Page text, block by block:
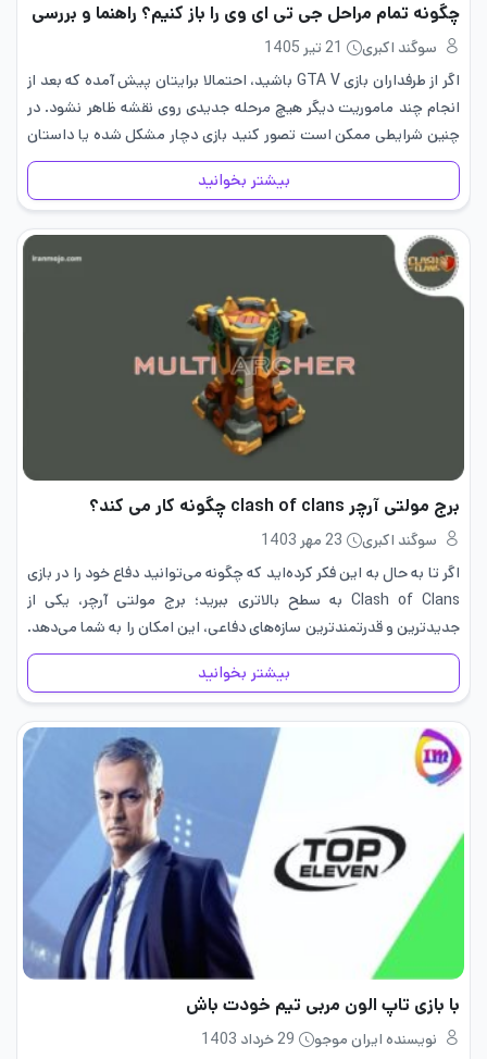
چگونه تمام مراحل جی تی ای وی را باز کنیم؟ راهنما و بررسی
سوگند اکبری
21 تیر 1405
اگر از طرفداران بازی GTA V باشید، احتمالا برایتان پیش آمده که بعد از
انجام چند ماموریت دیگر هیچ مرحله جدیدی روی نقشه ظاهر نشود. در
چنین شرایطی ممکن است تصور کنید بازی دچار مشکل شده یا داستان
آن به…
بیشتر بخوانید
برج مولتی آرچر clash of clans چگونه کار می کند؟
سوگند اکبری
23 مهر 1403
اگر تا به حال به این فکر کرده‌اید که چگونه می‌توانید دفاع خود را در بازی
Clash of Clans به سطح بالاتری ببرید؛ برج مولتی آرچر، یکی از
جدیدترین و قدرتمندترین سازه‌های دفاعی، این امکان را به شما می‌دهد.
با…
بیشتر بخوانید
با بازی تاپ الون مربی تیم خودت باش
نویسنده ایران موجو
29 خرداد 1403